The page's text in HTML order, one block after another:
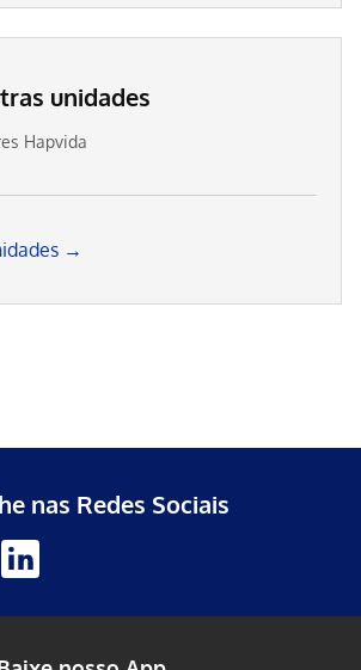
unidades
Hapvida
→
nas Redes Sociais